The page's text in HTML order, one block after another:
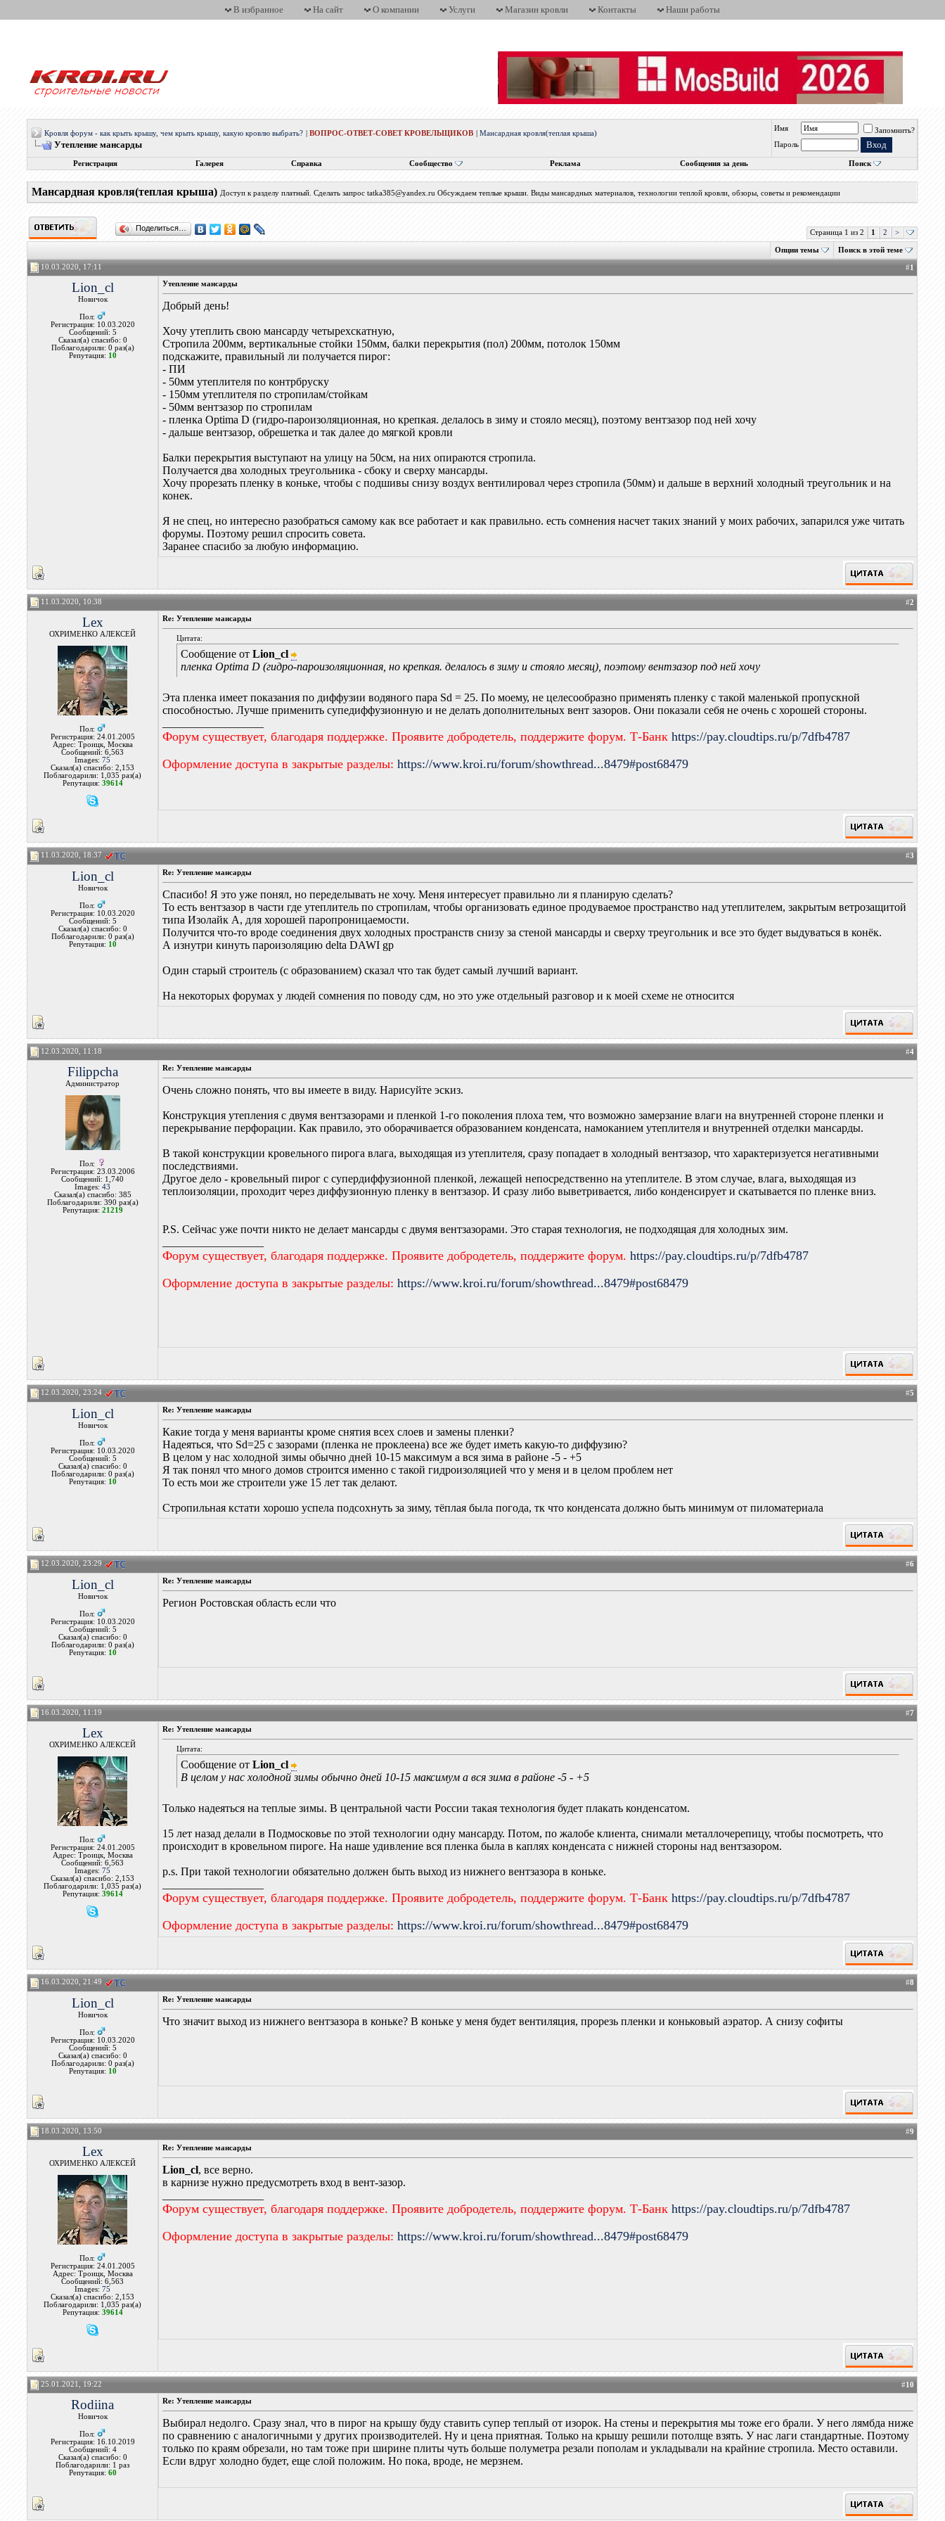
В избранное На сайт О компании Услуги Магазин кровли Контакты Наши работы
Кровля форум - как крыть крышу, чем крыть крышу, какую кровлю выбрать? |ВОПРОС-ОТВЕТ-СОВЕТ КРОВЕЛЬЩИКОВ |Мансардная кровля(теплая крыша)
Утепление мансарды
Имя
Запомнить?
Пароль
Регистрация Галерея Справка Сообщество Реклама Сообщения за день Поиск
Мансардная кровля(теплая крыша) Доступ к разделу платный. Сделать запрос tatka385@yandex.ru Обсуждаем теплые крыши. Виды мансардных материалов, технологии теплой кровли, обзоры, советы и рекомендации
Поделиться…
Страница 1 из 2 1 2 >
Опции темы Поиск в этой теме
10.03.2020, 17:11 #1
Lion_cl
Новичок
Пол:
Регистрация: 10.03.2020
Сообщений: 5
Сказал(а) спасибо: 0
Поблагодарили: 0 раз(а)
Репутация: 10
Утепление мансарды
Добрый день!
Хочу утеплить свою мансарду четырехскатную,
Стропила 200мм, вертикальные стойки 150мм, балки перекрытия (пол) 200мм, потолок 150мм
подскажите, правильный ли получается пирог:
- ПИ
- 50мм утеплителя по контрбруску
- 150мм утеплителя по стропилам/стойкам
- 50мм вентзазор по стропилам
- пленка Optima D (гидро-пароизоляционная, но крепкая. делалось в зиму и стояло месяц), поэтому вентзазор под ней хочу
- дальше вентзазор, обрешетка и так далее до мягкой кровли
Балки перекрытия выступают на улицу на 50см, на них опираются стропила.
Получается два холодных треугольника - сбоку и сверху мансарды.
Хочу прорезать пленку в коньке, чтобы с подшивы снизу воздух вентилировал через стропила (50мм) и дальше в верхний холодный треугольник и на
конек.
Я не спец, но интересно разобраться самому как все работает и как правильно. есть сомнения насчет таких знаний у моих рабочих, запарился уже читать
форумы. Поэтому решил спросить совета.
Заранее спасибо за любую информацию.
11.03.2020, 10:38 #2
Lex
ОХРИМЕНКО АЛЕКСЕЙ
Пол:
Регистрация: 24.01.2005
Адрес: Троицк, Москва
Сообщений: 6,563
Images:75
Сказал(а) спасибо: 2,153
Поблагодарили: 1,035 раз(а)
Репутация: 39614
Re: Утепление мансарды
Цитата:
Сообщение отLion_cl
пленка Optima D (гидро-пароизоляционная, но крепкая. делалось в зиму и стояло месяц), поэтому вентзазор под ней хочу
Эта пленка имеет показания по диффузии водяного пара Sd = 25. По моему, не целесообразно применять пленку с такой маленькой пропускной
способностью. Лучше применить супедиффузионную и не делать дополнительных вент зазоров. Они показали себя не очень с хорошей стороны.
Форум существует, благодаря поддержке. Проявите добродетель, поддержите форум. Т-Банкhttps://pay.cloudtips.ru/p/7dfb4787
Оформление доступа в закрытые разделы:https://www.kroi.ru/forum/showthread...8479#post68479
11.03.2020, 18:37 #3
Lion_cl
Новичок
Пол:
Регистрация: 10.03.2020
Сообщений: 5
Сказал(а) спасибо: 0
Поблагодарили: 0 раз(а)
Репутация: 10
Re: Утепление мансарды
Спасибо! Я это уже понял, но переделывать не хочу. Меня интересует правильно ли я планирую сделать?
То есть вентзазор в части где утеплитель по стропилам, чтобы организовать единое продуваемое пространство над утеплителем, закрытым ветрозащитой
типа Изолайк А, для хорошей паропроницаемости.
Получится что-то вроде соединения двух холодных пространств снизу за стеной мансарды и сверху треугольник и все это будет выдуваться в конёк.
А изнутри кинуть пароизоляцию delta DAWI gp
Один старый строитель (с образованием) сказал что так будет самый лучший вариант.
На некоторых форумах у людей сомнения по поводу сдм, но это уже отдельный разговор и к моей схеме не относится
12.03.2020, 11:18 #4
Filippcha
Администратор
Пол:
Регистрация: 23.03.2006
Сообщений: 1,740
Images:43
Сказал(а) спасибо: 385
Поблагодарили: 390 раз(а)
Репутация: 21219
Re: Утепление мансарды
Очень сложно понять, что вы имеете в виду. Нарисуйте эскиз.
Конструкция утепления с двумя вентзазорами и пленкой 1-го поколения плоха тем, что возможно замерзание влаги на внутренней стороне пленки и
перекрывание перфорации. Как правило, это оборачивается образованием конденсата, намоканием утеплителя и внутренней отделки мансарды.
В такой конструкции кровельного пирога влага, выходящая из утеплителя, сразу попадает в холодный вентзазор, что характеризуется негативными
последствиями.
Другое дело - кровельный пирог с супердиффузионной пленкой, лежащей непосредственно на утеплителе. В этом случае, влага, выходящая из
теплоизоляции, проходит через диффузионную пленку в вентзазор. И сразу либо выветривается, либо конденсирует и скатывается по пленке вниз.
P.S. Сейчас уже почти никто не делает мансарды с двумя вентзазорами. Это старая технология, не подходящая для холодных зим.
Форум существует, благодаря поддержке. Проявите добродетель, поддержите форум.https://pay.cloudtips.ru/p/7dfb4787
Оформление доступа в закрытые разделы:https://www.kroi.ru/forum/showthread...8479#post68479
12.03.2020, 23:24 #5
Lion_cl
Новичок
Пол:
Регистрация: 10.03.2020
Сообщений: 5
Сказал(а) спасибо: 0
Поблагодарили: 0 раз(а)
Репутация: 10
Re: Утепление мансарды
Какие тогда у меня варианты кроме снятия всех слоев и замены пленки?
Надеяться, что Sd=25 с зазорами (пленка не проклеена) все же будет иметь какую-то диффузию?
В целом у нас холодной зимы обычно дней 10-15 максимум а вся зима в районе -5 - +5
Я так понял что много домов строится именно с такой гидроизоляцией что у меня и в целом проблем нет
То есть мои же строители уже 15 лет так делают.
Стропильная кстати хорошо успела подсохнуть за зиму, тёплая была погода, тк что конденсата должно быть минимум от пиломатериала
12.03.2020, 23:29 #6
Lion_cl
Новичок
Пол:
Регистрация: 10.03.2020
Сообщений: 5
Сказал(а) спасибо: 0
Поблагодарили: 0 раз(а)
Репутация: 10
Re: Утепление мансарды
Регион Ростовская область если что
16.03.2020, 11:19 #7
Lex
ОХРИМЕНКО АЛЕКСЕЙ
Пол:
Регистрация: 24.01.2005
Адрес: Троицк, Москва
Сообщений: 6,563
Images:75
Сказал(а) спасибо: 2,153
Поблагодарили: 1,035 раз(а)
Репутация: 39614
Re: Утепление мансарды
Цитата:
Сообщение отLion_cl
В целом у нас холодной зимы обычно дней 10-15 максимум а вся зима в районе -5 - +5
Только надеяться на теплые зимы. В центральной части России такая технология будет плакать конденсатом.
15 лет назад делали в Подмосковье по этой технологии одну мансарду. Потом, по жалобе клиента, снимали металлочерепицу, чтобы посмотреть, что
происходит в кровельном пироге. На наше удивление вся пленка была в каплях конденсата с нижней стороны над вентзазором.
p.s. При такой технологии обязательно должен быть выход из нижнего вентзазора в коньке.
Форум существует, благодаря поддержке. Проявите добродетель, поддержите форум. Т-Банкhttps://pay.cloudtips.ru/p/7dfb4787
Оформление доступа в закрытые разделы:https://www.kroi.ru/forum/showthread...8479#post68479
16.03.2020, 21:49 #8
Lion_cl
Новичок
Пол:
Регистрация: 10.03.2020
Сообщений: 5
Сказал(а) спасибо: 0
Поблагодарили: 0 раз(а)
Репутация: 10
Re: Утепление мансарды
Что значит выход из нижнего вентзазора в коньке? В коньке у меня будет вентиляция, прорезь пленки и коньковый аэратор. А снизу софиты
18.03.2020, 13:50 #9
Lex
ОХРИМЕНКО АЛЕКСЕЙ
Пол:
Регистрация: 24.01.2005
Адрес: Троицк, Москва
Сообщений: 6,563
Images:75
Сказал(а) спасибо: 2,153
Поблагодарили: 1,035 раз(а)
Репутация: 39614
Re: Утепление мансарды
Lion_cl, все верно.
в карнизе нужно предусмотреть вход в вент-зазор.
Форум существует, благодаря поддержке. Проявите добродетель, поддержите форум. Т-Банкhttps://pay.cloudtips.ru/p/7dfb4787
Оформление доступа в закрытые разделы:https://www.kroi.ru/forum/showthread...8479#post68479
25.01.2021, 19:22 #10
Rodiina
Новичок
Пол:
Регистрация: 16.10.2019
Сообщений: 4
Сказал(а) спасибо: 0
Поблагодарили: 1 раз
Репутация: 60
Re: Утепление мансарды
Выбирал недолго. Сразу знал, что в пирог на крышу буду ставить супер теплый от изорок. На стены и перекрытия мы тоже его брали. У него лямбда ниже
по сравнению с аналогичными у других производителей. Ну и цена приятная. Только на крышу решили потолще взять. У нас лаги стандартные. Поэтому
только по краям обрезали, но там тоже при ширине плиты чуть больше полуметра резали пополам и укладывали на крайние стропила. Место оставили.
Если вдруг холодно будет, еще слой положим. Но пока, вроде, не мерзнем.